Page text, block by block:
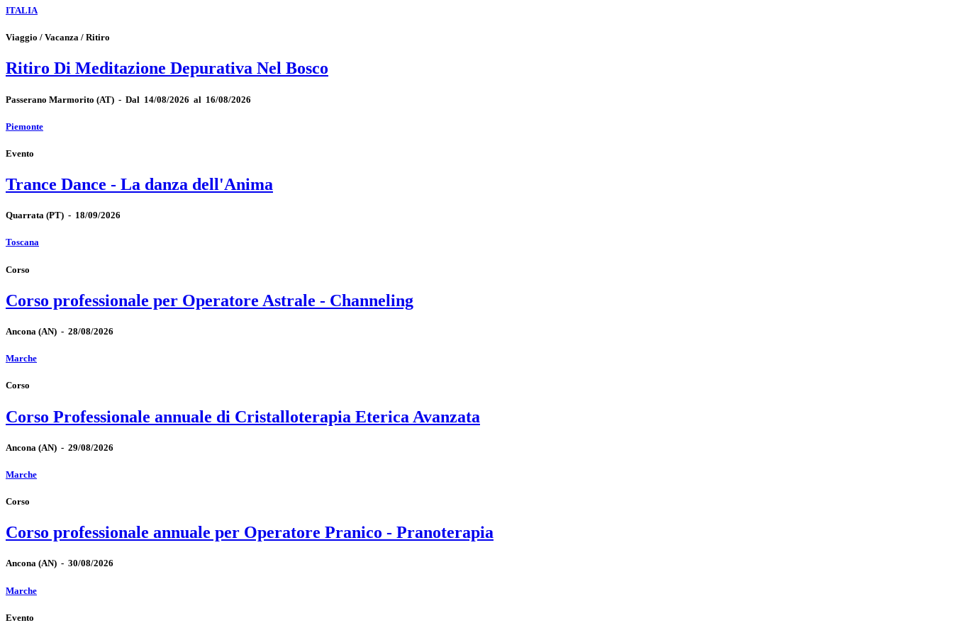
ITALIA
Viaggio / Vacanza / Ritiro
Ritiro Di Meditazione Depurativa Nel Bosco
Passerano Marmorito (AT) - Dal 14/08/2026 al 16/08/2026
Piemonte
Evento
Trance Dance - La danza dell'Anima
Quarrata (PT) - 18/09/2026
Toscana
Corso
Corso professionale per Operatore Astrale - Channeling
Ancona (AN) - 28/08/2026
Marche
Corso
Corso Professionale annuale di Cristalloterapia Eterica Avanzata
Ancona (AN) - 29/08/2026
Marche
Corso
Corso professionale annuale per Operatore Pranico - Pranoterapia
Ancona (AN) - 30/08/2026
Marche
Evento